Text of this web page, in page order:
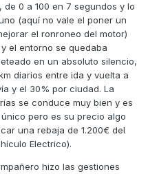
0 a 100 en 7 segundos y lo
(aquí no vale el poner un
el ronroneo del motor)
el entorno se quedaba
en un absoluto silencio,
diarios entre ida y vuelta a
y el 30% por ciudad. La
se conduce muy bien y es
pero es su precio algo
una rebaja de 1.200€ del
Electrico).
hizo las gestiones